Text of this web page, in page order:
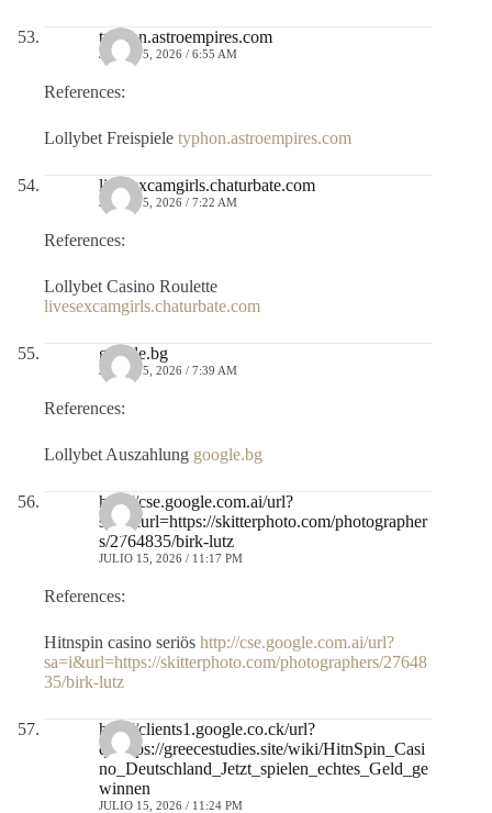
typhon.astroempires.com
JULIO 15, 2026 / 6:55 AM
References:
Lollybet Freispiele typhon.astroempires.com
livesexcamgirls.chaturbate.com
JULIO 15, 2026 / 7:22 AM
References:
Lollybet Casino Roulette
livesexcamgirls.chaturbate.com
google.bg
JULIO 15, 2026 / 7:39 AM
References:
Lollybet Auszahlung google.bg
http://cse.google.com.ai/url?
sa=i&url=https://skitterphoto.com/photographer
s/2764835/birk-lutz
JULIO 15, 2026 / 11:17 PM
References:
Hitnspin casino seriös http://cse.google.com.ai/url?
sa=i&url=https://skitterphoto.com/photographers/27648
35/birk-lutz
http://clients1.google.co.ck/url?
q=https://greecestudies.site/wiki/HitnSpin_Casi
no_Deutschland_Jetzt_spielen_echtes_Geld_ge
winnen
JULIO 15, 2026 / 11:24 PM